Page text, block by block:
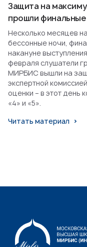
Защита на
прошли финальные
Несколько месяцев
бессонные ночи,
накануне
февраля слушатели
МИРБИС вышли на
экспертной
оценки – в этот день
«4» и «5».
Читать материал